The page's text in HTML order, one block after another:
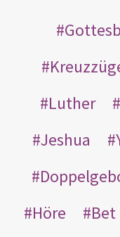
Luther
Jeshua
Höre
Bet